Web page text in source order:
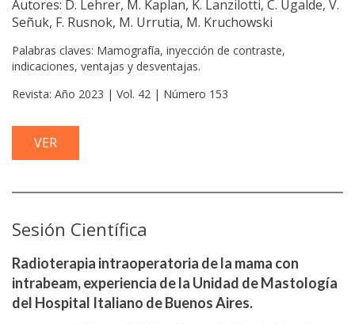
Autores: D. Lehrer, M. Kaplan, K. Lanzilotti, C. Ugalde, V.
Señuk, F. Rusnok, M. Urrutia, M. Kruchowski
Palabras claves: Mamografía, inyección de contraste,
indicaciones, ventajas y desventajas.
Revista: Año 2023 | Vol. 42 | Número 153
VER
Sesión Científica
Radioterapia intraoperatoria de la mama con
intrabeam, experiencia de la Unidad de Mastología
del Hospital Italiano de Buenos Aires.